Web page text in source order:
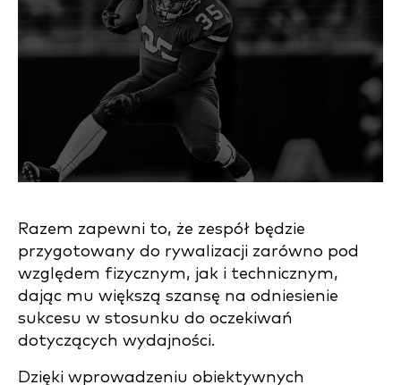
Razem zapewni to, że zespół będzie
przygotowany do rywalizacji zarówno pod
względem fizycznym, jak i technicznym,
dając mu większą szansę na odniesienie
sukcesu w stosunku do oczekiwań
dotyczących wydajności.
Dzięki wprowadzeniu obiektywnych